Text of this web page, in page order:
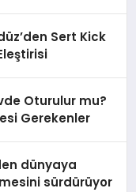
Sert Kick
Oturulur mu?
Gerekenler
dünyaya
sürdürüyor